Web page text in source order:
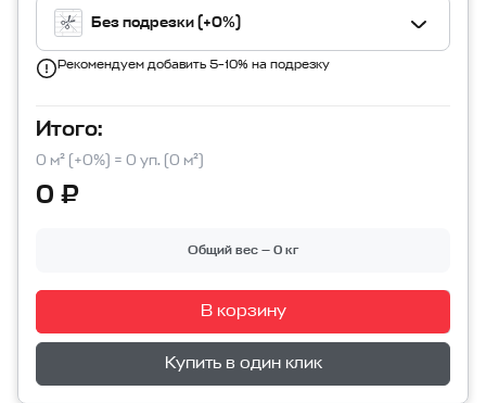
Без подрезки (+0%)
Рекомендуем добавить 5–10% на подрезку
Итого:
0 м² (+0%) = 0 уп. (0 м²)
0 ₽
Общий вес — 0 кг
В корзину
Перейти в корзину
Купить в один клик